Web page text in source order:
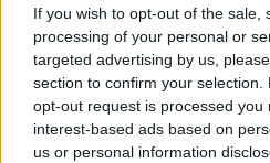
If you wish to opt-out of the sale,
processing of your personal or
targeted advertising by us,
section to confirm your
opt-out request is processed you
interest-based ads based on
us or personal information
Ezért remegnek
után – a
meglepően